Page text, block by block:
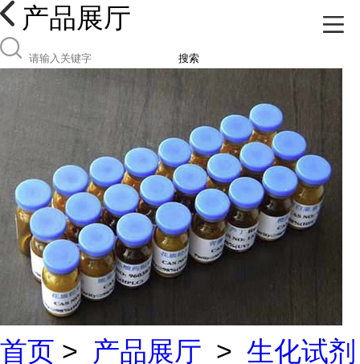
产品展厅
搜索
首页 > 产品展厅 > 生化试剂